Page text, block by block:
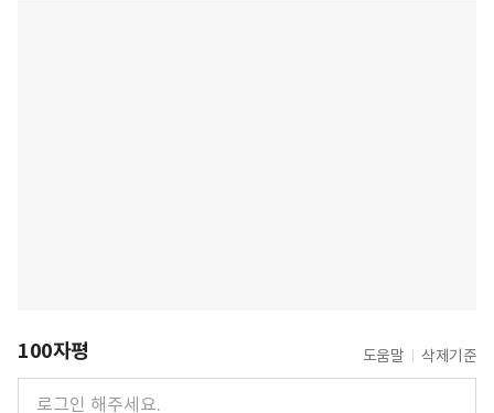
100자평 도움말 삭제기준